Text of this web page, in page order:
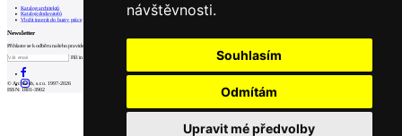
návštěvnosti.
Souhlasím
Odmítám
Upravit mé předvolby
Katalog architektů
Katalog dodavatelů
Vložit inzerát do burzy práce
Newsletter
Přihlaste se k odběru našeho pravidelného týdenního newsletteru:
Fill in „nospam“
© Archiweb, s.r.o. 1997-2026
ISSN: 1801-3902